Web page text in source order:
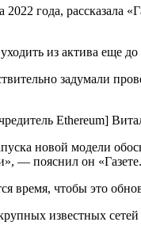
года, рассказала
из актива еще
задумали
Ethereum]
новой модели
— пояснил он
время, чтобы это
известных